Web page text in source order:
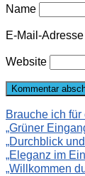
Name
E-Mail-Adresse
Website
Brauche ich
„Grüner
„Durchblick
„Eleganz im
„Willkommen